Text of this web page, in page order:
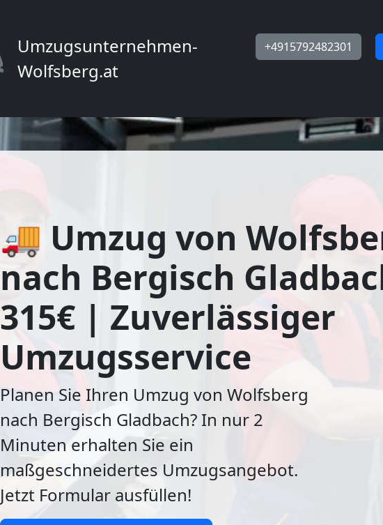
Umzugsunternehmen-
Wolfsberg.at
+4915792482301
🚚 Umzug von
nach Bergisch
315€ | Zuverlässiger
Umzugsservice
Planen Sie Ihren Umzug von Wolfsberg
nach Bergisch Gladbach? In nur 2
Minuten erhalten Sie ein
maßgeschneidertes Umzugsangebot.
Jetzt Formular ausfüllen!